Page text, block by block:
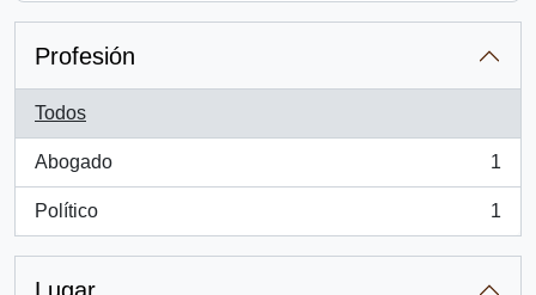
Profesión
Todos
Abogado
, 1 resultados
1
Político
, 1 resultados
1